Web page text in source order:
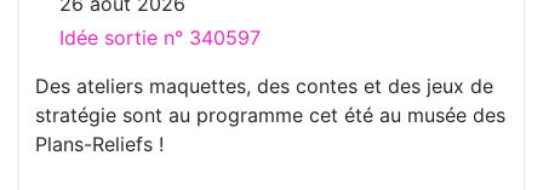
Idée sortie n° 340597
Des ateliers maquettes, des contes et des jeux de
stratégie sont au programme cet été au musée des
Plans-Reliefs !